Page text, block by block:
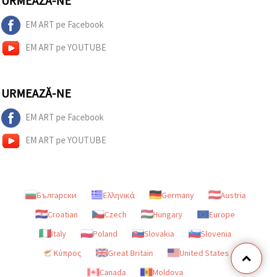
EM ART pe Facebook
EM ART pe YOUTUBE
URMEAZĂ-NE
EM ART pe Facebook
EM ART pe YOUTUBE
Български Ελληνικά Germany
Austria
Croatian
Czech Hungary
Europe
Italy
Poland Slovakia
Slovenia
Κύπρος
Great Britain
United States
Canada
Moldova